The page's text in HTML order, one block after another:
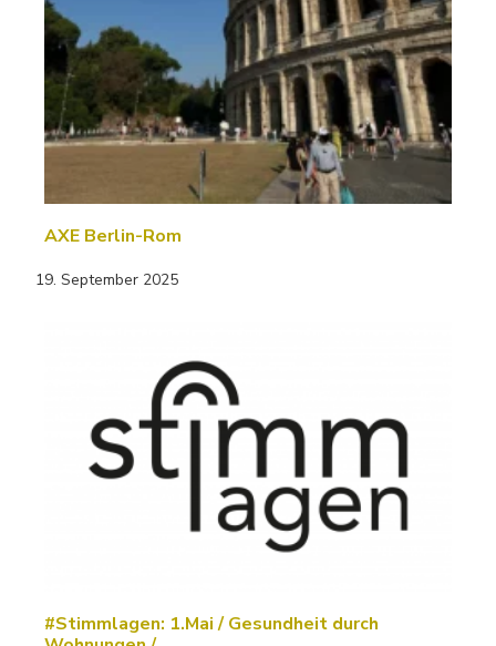
AXE Berlin-Rom
19. September 2025
#Stimmlagen: 1.Mai / Gesundheit durch